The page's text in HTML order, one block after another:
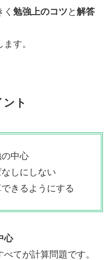
勉強上のコツ と 解答
す。
ト
の中心
なしにしない
きるようにする
心
てが計算問題です。